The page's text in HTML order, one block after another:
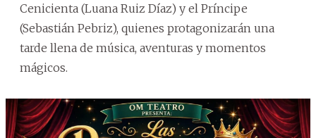
Cenicienta (Luana Ruiz Díaz) y el Príncipe
(Sebastián Pebriz), quienes protagonizarán una
tarde llena de música, aventuras y momentos
mágicos.